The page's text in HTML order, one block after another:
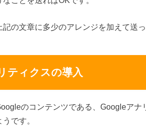
記の文章に多少のアレンジを加えて送っ
ティクスの導入
のコンテンツである、Googleア
です。